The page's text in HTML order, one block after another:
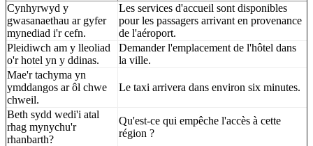
Cynhyrwyd y
gwasanaethau ar gyfer
mynediad i'r cefn.
Les services d'accueil sont disponibles
pour les passagers arrivant en provenance
de l'aéroport.
Pleidiwch am y lleoliad
o'r hotel yn y ddinas.
Demander l'emplacement de l'hôtel dans
la ville.
Mae'r tachyma yn
ymddangos ar ôl chwe
chweil.
Le taxi arrivera dans environ six minutes.
Beth sydd wedi'i atal
rhag mynychu'r
rhanbarth?
Qu'est-ce qui empêche l'accès à cette
région ?